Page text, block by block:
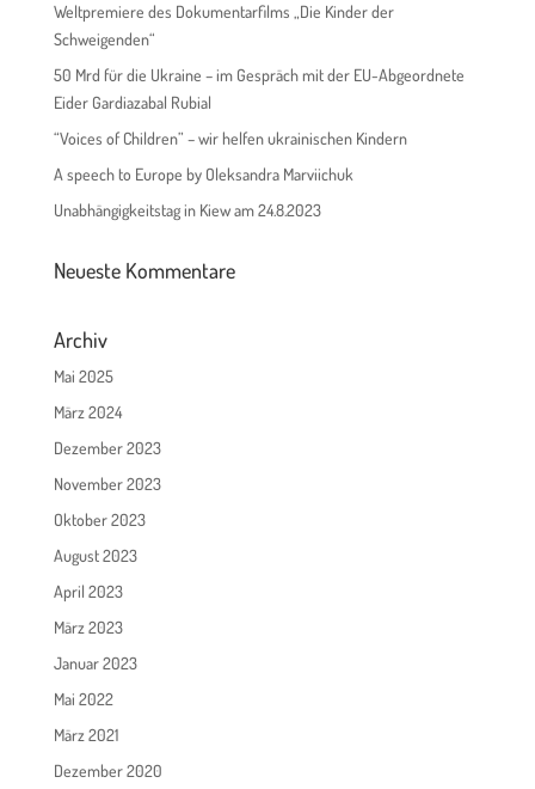
Weltpremiere des Dokumentarfilms „Die Kinder der
Schweigenden“
50 Mrd für die Ukraine – im Gespräch mit der EU-Abgeordnete
Eider Gardiazabal Rubial
“Voices of Children” – wir helfen ukrainischen Kindern
A speech to Europe by Oleksandra Marviichuk
Unabhängigkeitstag in Kiew am 24.8.2023
Neueste Kommentare
Archiv
Mai 2025
März 2024
Dezember 2023
November 2023
Oktober 2023
August 2023
April 2023
März 2023
Januar 2023
Mai 2022
März 2021
Dezember 2020